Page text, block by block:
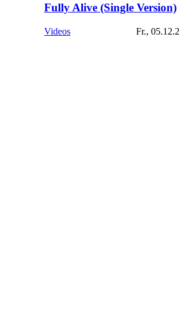
Fully Alive (Single Version)
Videos Fr.,